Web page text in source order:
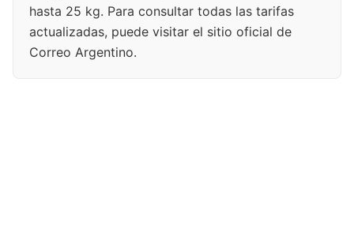
hasta 25 kg. Para consultar todas las tarifas
actualizadas, puede visitar el sitio oficial de
Correo Argentino.